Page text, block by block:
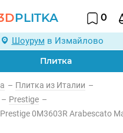
PLITKA 0
Шоурум в Измайлово
Плитка
– Плитка из Италии –
– Prestige –
0M3603R Arabescato